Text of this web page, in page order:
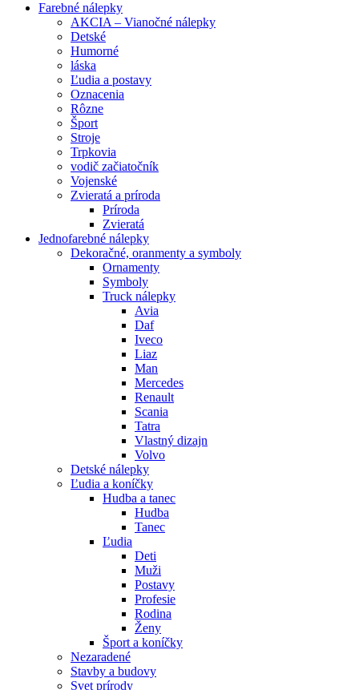
Farebné nálepky
AKCIA – Vianočné nálepky
Detské
Humorné
láska
Ľudia a postavy
Oznacenia
Rôzne
Šport
Stroje
Trpkovia
vodič začiatočník
Vojenské
Zvieratá a príroda
Príroda
Zvieratá
Jednofarebné nálepky
Dekoračné, oranmenty a symboly
Ornamenty
Symboly
Truck nálepky
Avia
Daf
Iveco
Liaz
Man
Mercedes
Renault
Scania
Tatra
Vlastný dizajn
Volvo
Detské nálepky
Ľudia a koníčky
Hudba a tanec
Hudba
Tanec
Ľudia
Deti
Muži
Postavy
Profesie
Rodina
Ženy
Šport a koníčky
Nezaradené
Stavby a budovy
Svet prírody